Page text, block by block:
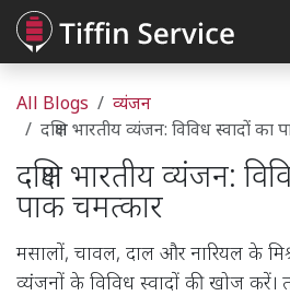
Skip to Content
All Blogs
व्यंजन
दक्षिण भारतीय व्यंजन: विविध स्वादों का
दक्षिण भारतीय व्यंजन:
पाक चमत्कार
मसालों, चावल, दाल और नारियल के
व्यंजनों के विविध स्वादों की खोज करें।